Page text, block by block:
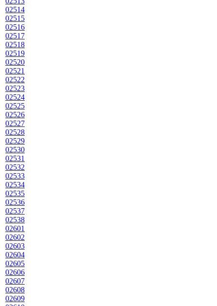
02514
02515
02516
02517
02518
02519
02520
02521
02522
02523
02524
02525
02526
02527
02528
02529
02530
02531
02532
02533
02534
02535
02536
02537
02538
02601
02602
02603
02604
02605
02606
02607
02608
02609